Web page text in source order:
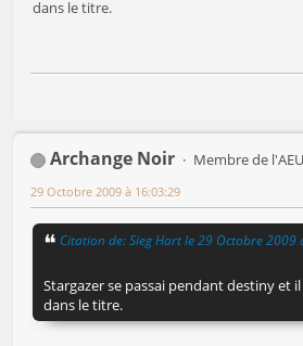
dans le titre.
Archange Noir Membre de
29 Octobre 2009 à 16:03:29
Citation de: Sieg Hart le 29 Octobre 2009
Stargazer se passai pendant destiny et
dans le titre.